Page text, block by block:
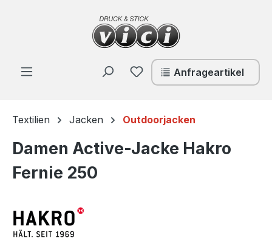
Zum Hauptinhalt springen
Du hast 0 Produkte auf
Anfrageartikel
Textilien Jacken Outdoorjacken
Damen Active-Jacke Hakro
Fernie 250